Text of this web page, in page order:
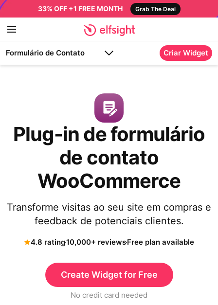
33% OFF +1 FREE MONTH Grab The Deal
Formulário de Contato Criar Widget
Plug-in de formulário
de contato
WooCommerce
Transforme visitas ao seu site em compras e
feedback de potenciais clientes.
4.8 rating10,000+ reviewsFree plan available
Create Widget for Free
No credit card needed